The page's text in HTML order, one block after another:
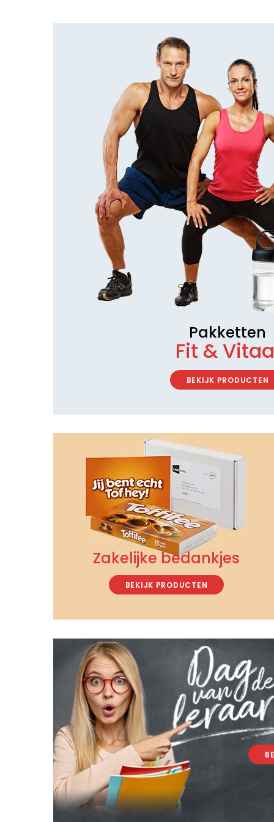
Pakketten
Fit &
BEKIJK PRODUCTEN
Zakelijke bedankjes
BEKIJK PRODUCTEN